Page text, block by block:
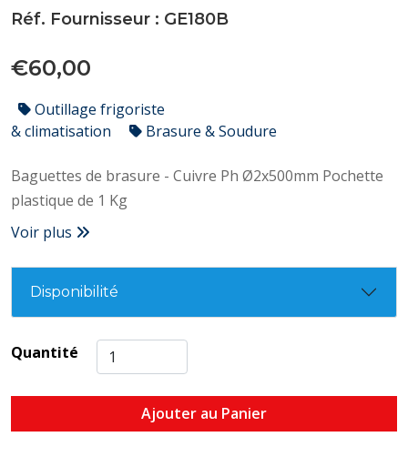
Réf. Fournisseur : GE180B
€60,00
Outillage frigoriste
& climatisation
Brasure & Soudure
Baguettes de brasure - Cuivre Ph Ø2x500mm Pochette
plastique de 1 Kg
Voir plus
Disponibilité
Quantité
Ajouter au Panier